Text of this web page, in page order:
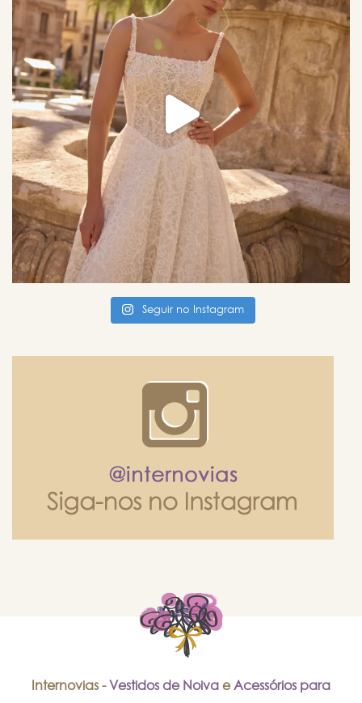
Seguir no Instagram
Internovias - Vestidos de Noiva eAcessórios para